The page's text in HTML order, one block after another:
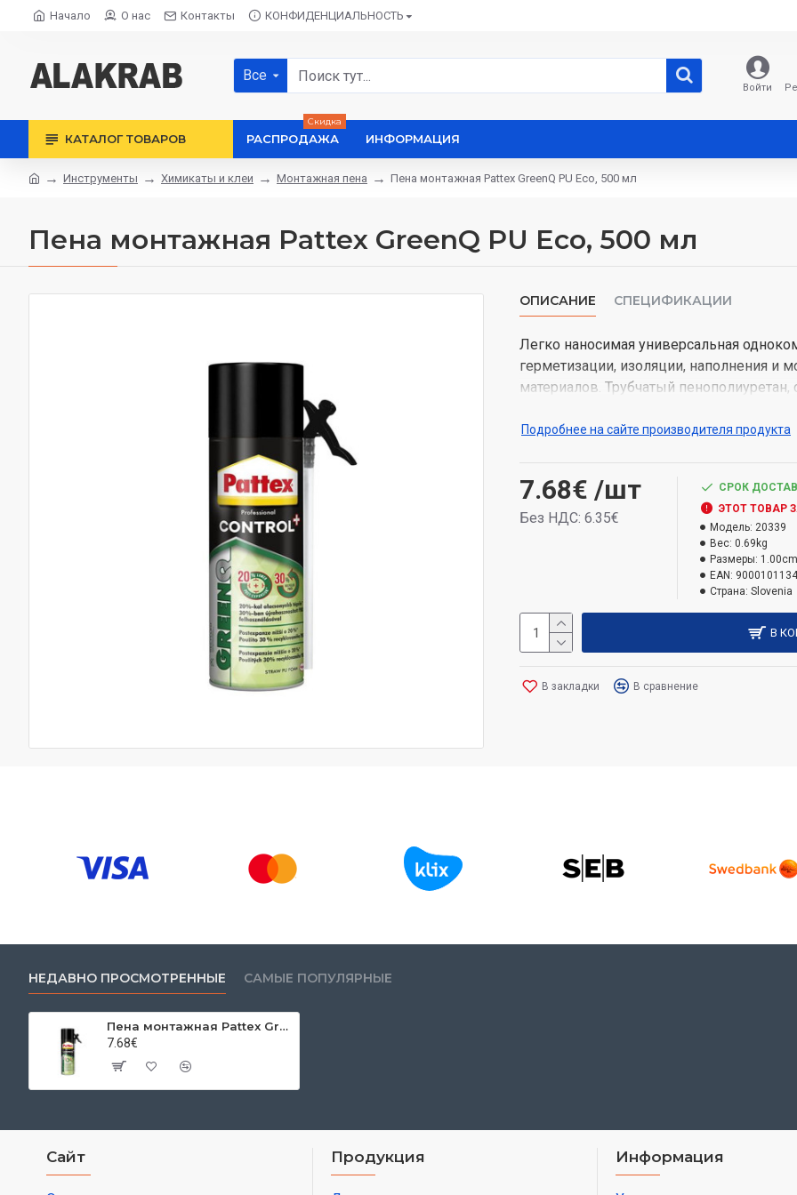
Начало О нас Контакты КОНФИДЕНЦИАЛЬНОСТЬ
Все
Войти
КАТАЛОГ ТОВАРОВ РАСПРОДАЖА
Скидка
ИНФОРМАЦИЯ
Инструменты Химикаты и клеи Монтажная пена Пена монтажная Pattex GreenQ PU Eco, 500 мл
Пена монтажная Pattex GreenQ PU Eco, 500 мл
ОПИСАНИЕ СПЕЦИФИКАЦИИ
Легко наносимая универсальная
герметизации, изоляции, наполнения и
материалов. Трубчатый
стабильностью объема. Использование
крыш и изоляционных материалов,
водопроводных труб и для многих
Подробнее на сайте производителя продукта
7.68€ /шт
Без НДС: 6.35€
СРОК
ЭТОТ ТОВАР
Модель: 20339
Вес: 0.69kg
Размеры:
EAN:
Страна: Slovenia
В
В закладки В сравнение
НЕДАВНО ПРОСМОТРЕННЫЕ САМЫЕ ПОПУЛЯРНЫЕ
Пена монтажная Pattex GreenQ PU Eco, 500 мл
7.68€
Сайт Продукция Информация